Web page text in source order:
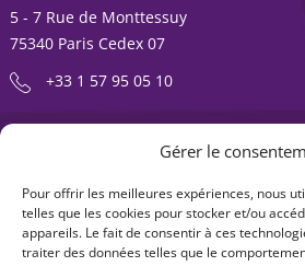
Gérer le
Pour offrir les meilleures expériences, nous
telles que les cookies pour stocker et/ou
appareils. Le fait de consentir à ces
traiter des données telles que le
5 - 7 Rue de Monttessuy
75340 Paris Cedex 07
+33 1 57 95 05 10
ENTREPRENDRE EST UNE
À propos
Offre produits